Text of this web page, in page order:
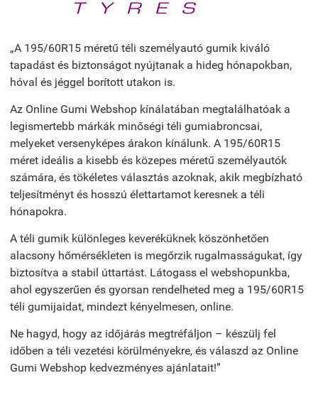
„A 195/60R15 méretű téli személyautó gumik kiváló
tapadást és biztonságot nyújtanak a hideg hónapokban,
hóval és jéggel borított utakon is.
Az Online Gumi Webshop kínálatában megtalálhatóak a
legismertebb márkák minőségi téli gumiabroncsai,
melyeket versenyképes árakon kínálunk. A 195/60R15
méret ideális a kisebb és közepes méretű személyautók
számára, és tökéletes választás azoknak, akik megbízható
teljesítményt és hosszú élettartamot keresnek a téli
hónapokra.
A téli gumik különleges keveréküknek köszönhetően
alacsony hőmérsékleten is megőrzik rugalmasságukat, így
biztosítva a stabil úttartást. Látogass el webshopunkba,
ahol egyszerűen és gyorsan rendelheted meg a 195/60R15
téli gumijaidat, mindezt kényelmesen, online.
Ne hagyd, hogy az időjárás megtréfáljon – készülj fel
időben a téli vezetési körülményekre, és válaszd az Online
Gumi Webshop kedvezményes ajánlatait!”